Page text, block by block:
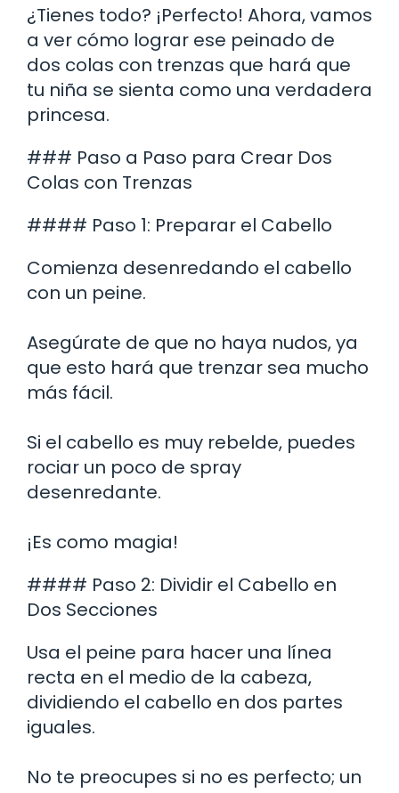
¿Tienes todo? ¡Perfecto! Ahora, vamos
a ver cómo lograr ese peinado de
dos colas con trenzas que hará que
tu niña se sienta como una verdadera
princesa.
### Paso a Paso para Crear Dos
Colas con Trenzas
#### Paso 1: Preparar el Cabello
Comienza desenredando el cabello
con un peine.
Asegúrate de que no haya nudos, ya
que esto hará que trenzar sea mucho
más fácil.
Si el cabello es muy rebelde, puedes
rociar un poco de spray
desenredante.
¡Es como magia!
#### Paso 2: Dividir el Cabello en
Dos Secciones
Usa el peine para hacer una línea
recta en el medio de la cabeza,
dividiendo el cabello en dos partes
iguales.
No te preocupes si no es perfecto; un